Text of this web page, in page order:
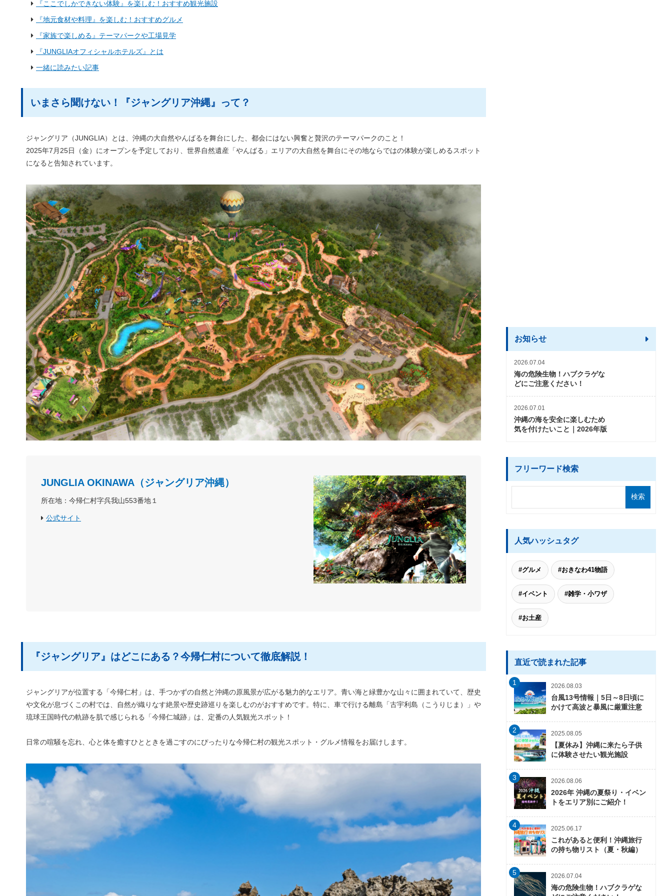
『ここでしかできない体験』を楽しむ！おすすめ観光施設
『地元食材や料理』を楽しむ！おすすめグルメ
『家族で楽しめる』テーマパークや工場見学
『JUNGLIAオフィシャルホテルズ』とは
一緒に読みたい記事
いまさら聞けない！『ジャングリア沖縄』って？
ジャングリア（JUNGLIA）とは、沖縄の大自然やんばるを舞台にした、都会にはない興奮と贅沢のテーマパークのこと！
2025年7月25日（金）にオープンを予定しており、世界自然遺産「やんばる」エリアの大自然を舞台にその地ならではの体験が楽しめるスポット
になると告知されています。
JUNGLIA OKINAWA（ジャングリア沖縄）
所在地：今帰仁村字呉我山553番地１
公式サイト
『ジャングリア』はどこにある？今帰仁村について徹底解説！
ジャングリアが位置する「今帰仁村」は、手つかずの自然と沖縄の原風景が広がる魅力的なエリア。青い海と緑豊かな山々に囲まれていて、歴史
や文化が息づくこの村では、自然が織りなす絶景や歴史跡巡りを楽しむのがおすすめです。特に、車で行ける離島「古宇利島（こうりじま）」や
琉球王国時代の軌跡を肌で感じられる「今帰仁城跡」は、定番の人気観光スポット！
日常の喧騒を忘れ、心と体を癒すひとときを過ごすのにぴったりな今帰仁村の観光スポット・グルメ情報をお届けします。
お知らせ
2026.07.04
海の危険生物！ハブクラゲな
どにご注意ください！
2026.07.01
沖縄の海を安全に楽しむため
気を付けたいこと｜2026年版
フリーワード検索
人気ハッシュタグ
#グルメ #おきなわ41物語
#イベント #雑学・小ワザ
#お土産
直近で読まれた記事
1 2026.08.03
台風13号情報｜5日～8日頃に
かけて高波と暴風に厳重注意
2 2025.08.05
【夏休み】沖縄に来たら子供
に体験させたい観光施設
3 2026.08.06
2026年 沖縄の夏祭り・イベン
トをエリア別にご紹介！
4 2025.06.17
これがあると便利！沖縄旅行
の持ち物リスト（夏・秋編）
5 2026.07.04
海の危険生物！ハブクラゲな